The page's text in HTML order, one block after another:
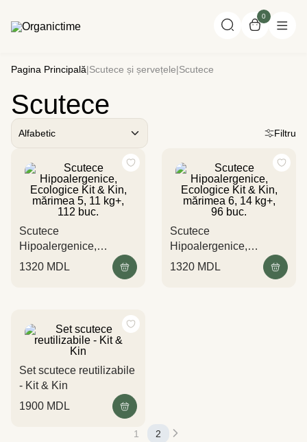
0
Pagina Principală|Scutece și șervețele|Scutece
Scutece
Alfabetic Filtru
Scutece
Hipoalergenice,
Ecologice Kit & Kin,
mărimea 5, 11 kg+, 112
1320 MDL
Scutece
Hipoalergenice,
Ecologice Kit & Kin,
mărimea 6, 14 kg+, 96
1320 MDL
Set scutece reutilizabile
- Kit & Kin
1900 MDL
1
2